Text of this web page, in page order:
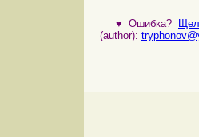
♥ Ошибка?
(author):